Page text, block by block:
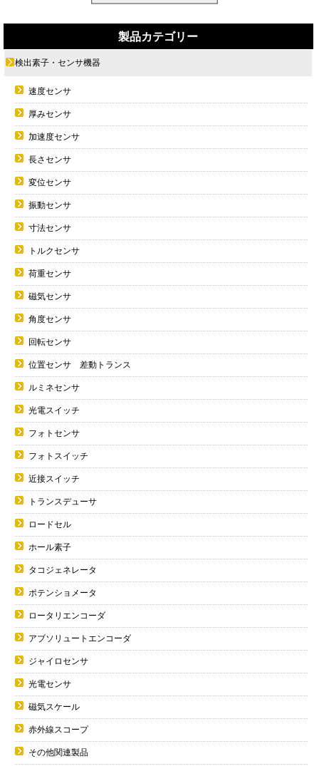
製品カテゴリー
検出素子・センサ機器
速度センサ
厚みセンサ
加速度センサ
長さセンサ
変位センサ
振動センサ
寸法センサ
トルクセンサ
荷重センサ
磁気センサ
角度センサ
回転センサ
位置センサ 差動トランス
ルミネセンサ
光電スイッチ
フォトセンサ
フォトスイッチ
近接スイッチ
トランスデューサ
ロードセル
ホール素子
タコジェネレータ
ポテンショメータ
ロータリエンコーダ
アブソリュートエンコーダ
ジャイロセンサ
光電センサ
磁気スケール
赤外線スコープ
その他関連製品